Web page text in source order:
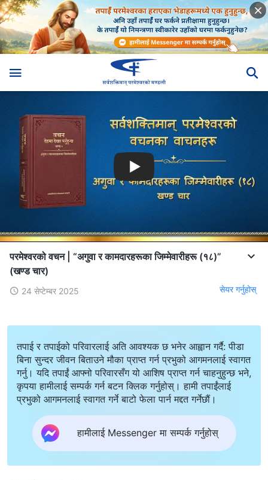
परमेश्‍वरको वचन | “अगुवा र कामदारहरूका जिम्‍मेवारीहरू (१८)”
(खण्ड चार)
24 सेप्टेम्बर 2025 सेयर गर्नुहोस्
तपाई र तपाईको परिवारलाई अति आवश्यक छ भनेर आह्वान गर्दै: पीडा
बिना सुन्दर जीवन बिताउने मौका प्राप्त गर्न प्रभुको आगमनलाई स्वागत
गर्नु। यदि तपाईं आफ्नो परिवारसँग यो आशिष प्राप्त गर्न चाहनुहुन्छ भने,
कृपया हामीलाई सम्पर्क गर्न बटन क्लिक गर्नुहोस्। हामी तपाईंलाई
प्रभुको आगमनलाई स्वागत गर्ने बाटो फेला पार्न मद्दत गर्नेछौं।
हामीलाई Messenger मा सम्पर्क गर्नुहोस्